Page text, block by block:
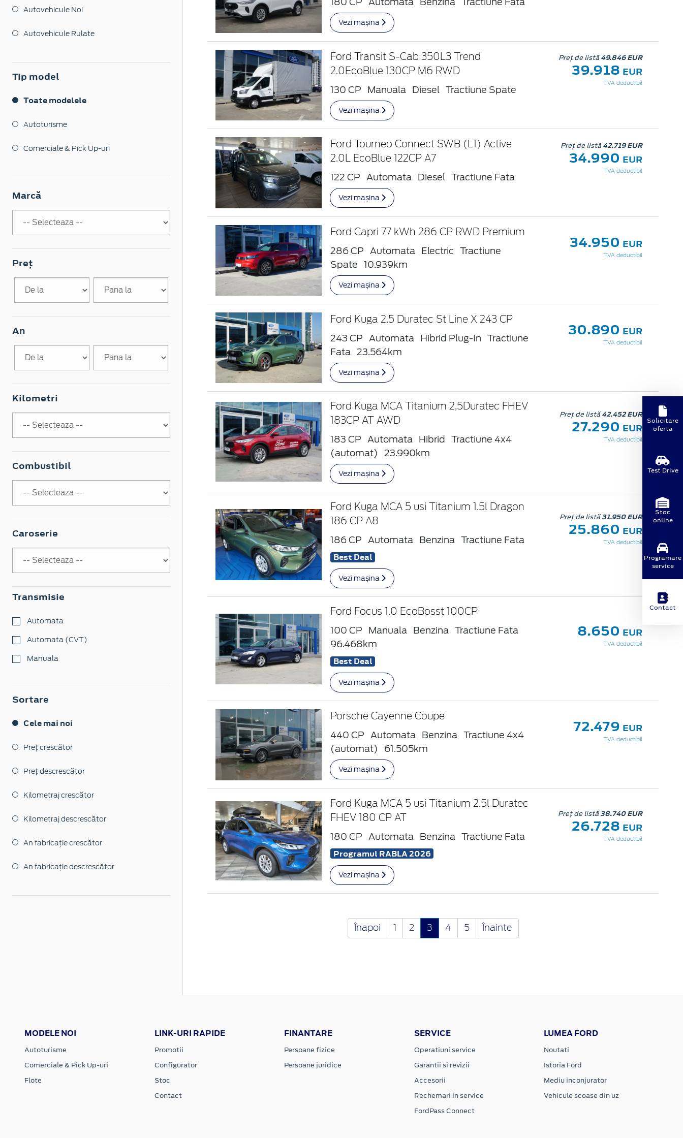
Autovehicule Noi
Autovehicule Rulate
Tip model
Toate modelele
Autoturisme
Comerciale & Pick Up-uri
Marcă
Preț
An
Kilometri
Combustibil
Caroserie
Transmisie
Automata
Automata (CVT)
Manuala
Sortare
Cele mai noi
Preț crescător
Preț descrescător
Kilometraj crescător
Kilometraj descrescător
An fabricație crescător
An fabricație descrescător
Vezi mașina
Ford Transit S-Cab 350L3 Trend
2.0EcoBlue 130CP M6 RWD
130 CP Manuala Diesel Tractiune Spate
Preț de listă49.846 EUR
39.918 EUR
TVA deductibil
Vezi mașina
Ford Tourneo Connect SWB (L1) Active
2.0L EcoBlue 122CP A7
122 CP Automata Diesel Tractiune Fata
Preț de listă42.719 EUR
34.990 EUR
TVA deductibil
Vezi mașina
Ford Capri 77 kWh 286 CP RWD Premium
286 CP Automata Electric
Tractiune
Spate
10.939km
34.950 EUR
TVA deductibil
Vezi mașina
Ford Kuga 2.5 Duratec St Line X 243 CP
243 CP Automata Hibrid Plug-In
Tractiune
Fata
23.564km
30.890 EUR
TVA deductibil
Vezi mașina
Ford Kuga MCA Titanium 2,5Duratec FHEV
183CP AT AWD
183 CP Automata Hibrid
Tractiune 4x4
(automat)
23.990km
Preț de listă42.452 EUR
27.290 EUR
TVA deductibil
Vezi mașina
Ford Kuga MCA 5 usi Titanium 1.5l Dragon
186 CP A8
186 CP Automata Benzina Tractiune Fata
Best Deal
Preț de listă31.950 EUR
25.860 EUR
TVA deductibil
Vezi mașina
Ford Focus 1.0 EcoBosst 100CP
100 CP Manuala Benzina Tractiune Fata
96.468km
Best Deal
8.650 EUR
TVA deductibil
Vezi mașina
Porsche Cayenne Coupe
440 CP Automata Benzina Tractiune 4x4
(automat)
61.505km
72.479 EUR
TVA deductibil
Vezi mașina
Ford Kuga MCA 5 usi Titanium 2.5l Duratec
FHEV 180 CP AT
180 CP Automata Benzina
Tractiune Fata
Programul RABLA 2026
Preț de listă38.740 EUR
26.728 EUR
TVA deductibil
Vezi mașina
Înapoi 2 3 4 5 Înainte
MODELE NOI
Autoturisme
Comerciale & Pick Up-uri
Flote
LINK-URI RAPIDE
Promotii
Configurator
Stoc
Contact
FINANTARE
Persoane fizice
Persoane juridice
SERVICE
Operatiuni service
Garantii si revizii
Accesorii
Rechemari in service
FordPass Connect
LUMEA FORD
Noutati
Istoria Ford
Mediu inconjurator
Vehicule scoase din uz
Solicitare
oferta
Test Drive
Stoc
online
Programare
service
Contact